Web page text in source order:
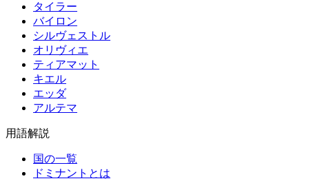
タイラー
バイロン
シルヴェストル
オリヴィエ
ティアマット
キエル
エッダ
アルテマ
用語解説
国の一覧
ドミナントとは